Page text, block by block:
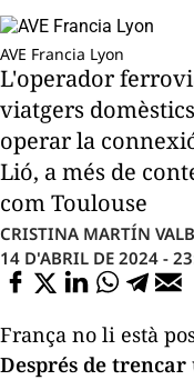
AVE Francia Lyon
L'operador
viatgers
operar la
Lió, a més de
com Toulouse
CRISTINA MARTÍN
14 D'ABRIL DE 2024 -
França no li està
Després de